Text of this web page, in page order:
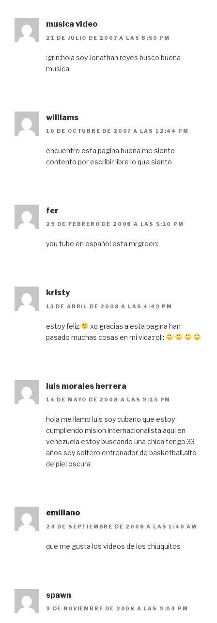
musica video
21 DE JULIO DE 2007 A LAS 8:50 PM
:grin:hola soy Jonathan reyes busco buena
musica
williams
10 DE OCTUBRE DE 2007 A LAS 12:44 PM
encuentro esta pagina buena me siento
contento por escribir libre lo que siento
fer
29 DE FEBRERO DE 2008 A LAS 5:10 PM
you tube en español esta:mrgreen:
kristy
13 DE ABRIL DE 2008 A LAS 4:49 PM
estoy feliz
xq gracias a esta pagina han
pasado muchas cosas en mi vida:roll:
luis morales herrera
14 DE MAYO DE 2008 A LAS 9:15 PM
hola me llamo luis soy cubano que estoy
cumpliendo mision internacionalista aqui en
venezuela estoy buscando una chica tengo 33
años soy soltero entrenador de basketball,alto
de piel oscura
emiliano
24 DE SEPTIEMBRE DE 2008 A LAS 1:40 AM
que me gusta los videos de los chiuquitos
spawn
9 DE NOVIEMBRE DE 2008 A LAS 9:04 PM